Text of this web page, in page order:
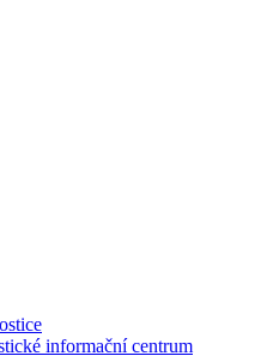
informační centrum